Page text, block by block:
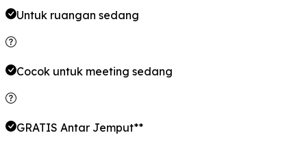
Untuk ruangan sedang
Cocok untuk meeting sedang
GRATIS Antar Jemput**